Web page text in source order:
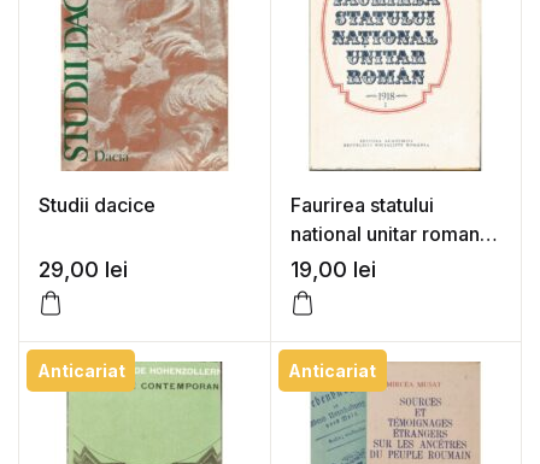
Studii dacice
29,00 lei
Faurirea statului
national unitar roman
1918 (vol. 1 + 2) –
Stefan Pascu
19,00 lei
Anticariat Anticariat